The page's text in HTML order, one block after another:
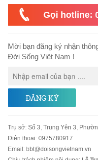
Gọi hotline:
Mời bạn đăng ký nhận
Đời Sống Việt Nam !
ĐĂNG KÝ
Trụ sở: Số 3, Trung Yên 3,
Điện thoại: 0975780917
Email : bbt@doisongvietnam.vn